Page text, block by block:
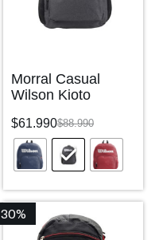
Morral Casual
Wilson Kioto
$88.990
$61.990
30%